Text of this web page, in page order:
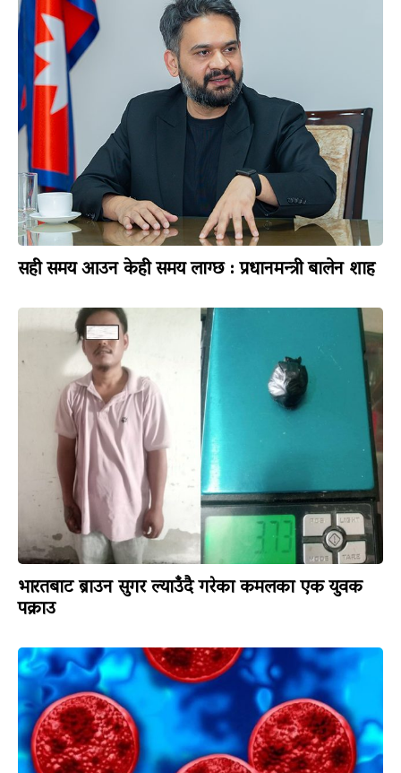
सही समय आउन केही समय लाग्छ : प्रधानमन्त्री बालेन शाह
भारतबाट ब्राउन सुगर ल्याउँदै गरेका कमलका एक युवक
पक्राउ